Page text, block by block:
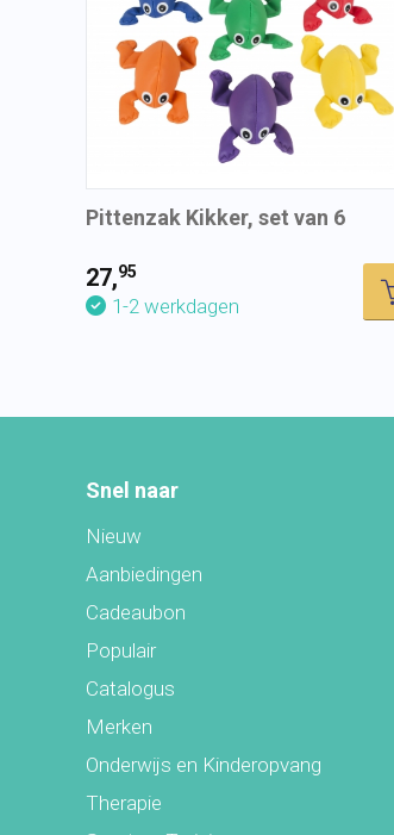
Pittenzak Kikker, set van 6
27,95
1-2 werkdagen
Snel naar
Nieuw
Aanbiedingen
Cadeaubon
Populair
Catalogus
Merken
Onderwijs en Kinderopvang
Therapie